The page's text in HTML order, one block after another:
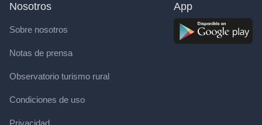
Nosotros
Sobre nosotros
Notas de prensa
Observatorio turismo rural
Condiciones de uso
Privacidad
App